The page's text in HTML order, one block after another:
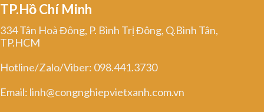
TP.Hồ Chí Minh
334 Tân Hoà Đông, P. Bình Trị Đông, Q.Bình Tân,
TP.HCM
Hotline/Zalo/Viber: 098.441.3730
Email: linh@congnghiepvietxanh.com.vn